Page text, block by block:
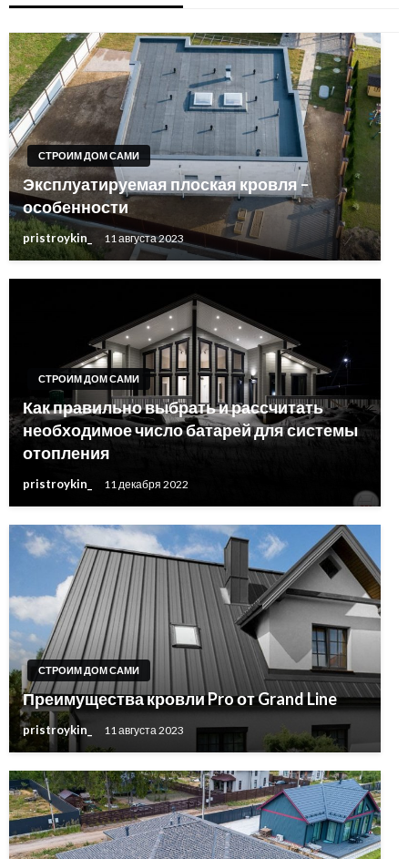
СТРОИМ ДОМ САМИ
Эксплуатируемая плоская кровля –
особенности
pristroykin_ 11 августа 2023
СТРОИМ ДОМ САМИ
Как правильно выбрать и рассчитать
необходимое число батарей для системы
отопления
pristroykin_ 11 декабря 2022
СТРОИМ ДОМ САМИ
Преимущества кровли Pro от Grand Line
pristroykin_ 11 августа 2023